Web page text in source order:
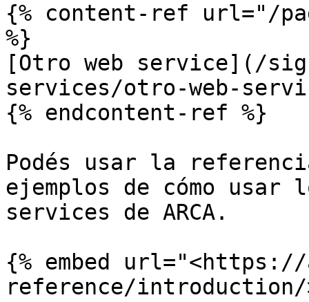
{% content-ref url="/
%}
[Otro web service](/
services/otro-web-
{% endcontent-ref %}
Podés usar la
ejemplos de cómo usar
services de ARCA.
{% embed
reference/introduction/